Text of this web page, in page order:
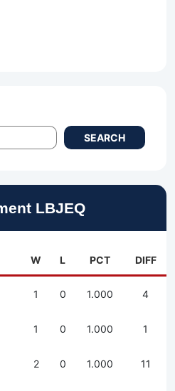
SEARCH
LBJEQ
W L PCT DIFF
1 0 1.000 4
1 0 1.000 1
2 0 1.000 11